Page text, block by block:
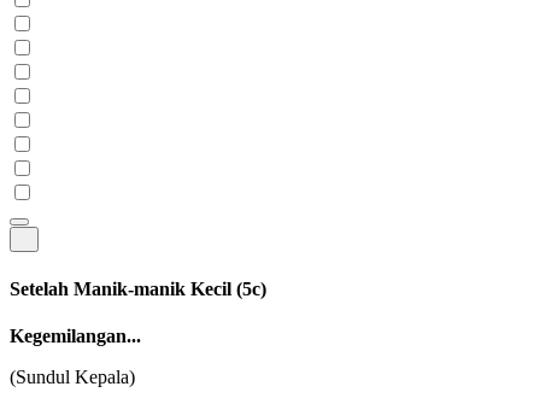
Setelah Manik-manik Kecil (5c)
Kegemilangan...
(Sundul Kepala)